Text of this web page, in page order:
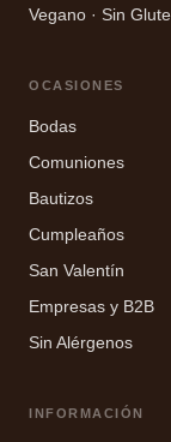
Vegano · Sin
OCASIONES
Bodas
Comuniones
Bautizos
Cumpleaños
San Valentín
Empresas y B2B
Sin Alérgenos
INFORMACIÓN